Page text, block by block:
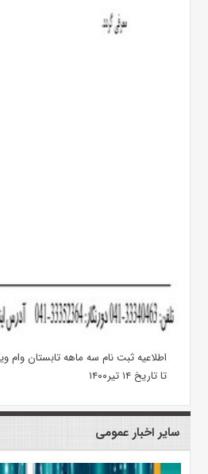
اطلاعیه ثبت نام سه ماهه تابستان وام
تا تاریخ ۱۴ تیر۱۴۰۰
سایر اخبار عمومی